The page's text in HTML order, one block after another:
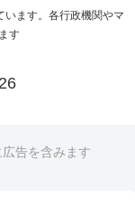
ます。各行政機関やマ
す
告を含みます